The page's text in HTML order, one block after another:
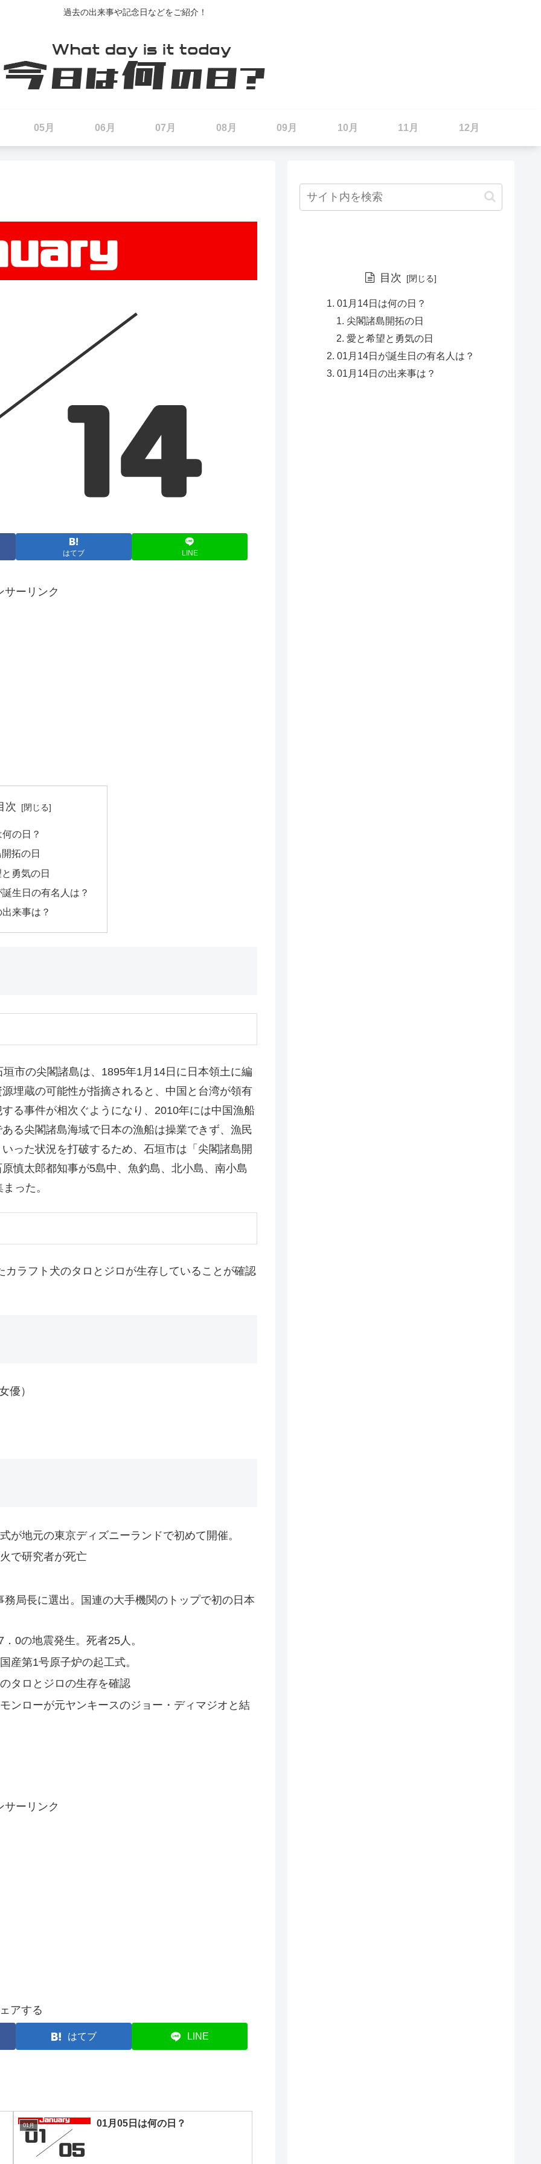
過去の出来事や記念日などをご紹介！
05月 06月 07月 08月 09月 10月 11月 12月
はてブ LINE
サーリンク
次
の日？
拓の日
勇気の日
生日の有名人は？
来事は？
市の尖閣諸島は、1895年1月14日に日本領土に編
埋蔵の可能性が指摘されると、中国と台湾が領有
る事件が相次ぐようになり、2010年には中国漁船
る尖閣諸島海域で日本の漁船は操業できず、漁民
った状況を打破するため、石垣市は「尖閣諸島開
慎太郎都知事が5島中、魚釣島、北小島、南小島
った。
ラフト犬のタロとジロが生存していることが確認
優）
が地元の東京ディズニーランドで初めて開催。
で研究者が死亡
局長に選出。国連の大手機関のトップで初の日本
0の地震発生。死者25人。
産第1号原子炉の起工式。
タロとジロの生存を確認
ンローが元ヤンキースのジョー・ディマジオと結
サーリンク
アする
はてブ LINE
01月 01月05日は何の日？
目次
01月14日は何の日？
尖閣諸島開拓の日
愛と希望と勇気の日
01月14日が誕生日の有名人は？
01月14日の出来事は？